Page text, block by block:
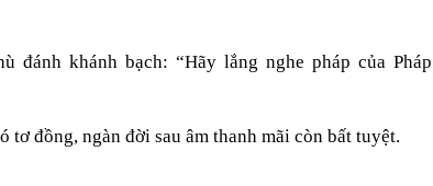
đánh khánh bạch: “Hãy lắng nghe pháp của Pháp
đồng, ngàn đời sau âm thanh mãi còn bất tuyệt.